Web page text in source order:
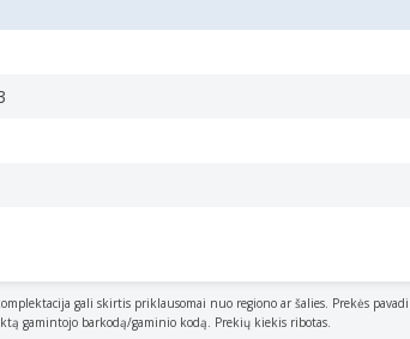
gali skirtis priklausomai nuo regiono ar šalies. Prekės
gamintojo barkodą/gaminio kodą. Prekių kiekis ribotas.